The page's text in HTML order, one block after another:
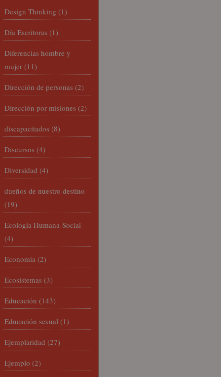
Design Thinking (1)
Día Escritoras (1)
Diferencias hombre y
mujer (11)
Dirección de personas (2)
Dirección por misiones (2)
discapacitados (8)
Discursos (4)
Diversidad (4)
dueños de nuestro destino
(19)
Ecología Humana-Social
(4)
Economía (2)
Ecosistemas (3)
Educación (143)
Educación sexual (1)
Ejemplaridad (27)
Ejemplo (2)